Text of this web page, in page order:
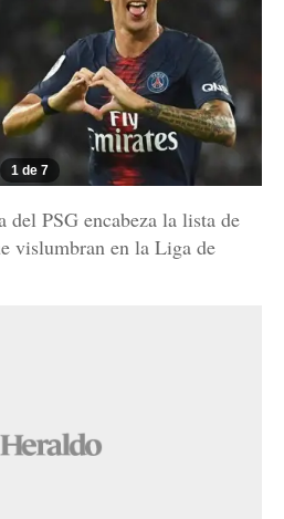
1 de 7
PSG encabeza la lista de
vislumbran en la Liga de